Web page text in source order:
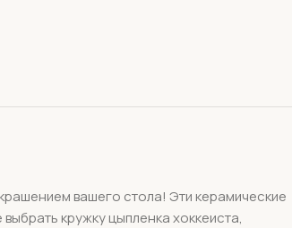
вашего стола! Эти керамические
кружку цыпленка хоккеиста,